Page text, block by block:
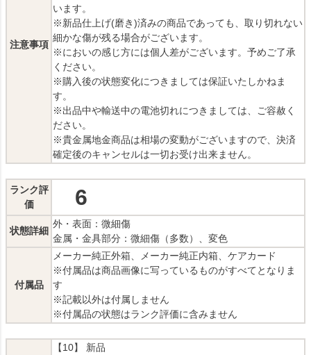
注意事項
います。
※新品仕上げ(磨き)済みの商品であっても、取り切れない
細かな傷が残る場合がございます。
※においの感じ方には個人差がございます。予めご了承
ください。
※購入後の状態変化につきましては保証いたしかねま
す。
※出品中や輸送中の電池切れにつきましては、ご容赦く
ださい。
※貴金属地金商品は相場の変動がございますので、決済
確定後のキャンセルは一切お受け出来ません。
ランク評
価
6
状態詳細
外・表面：微細傷
金属・金具部分：微細傷（多数）、変色
付属品
メーカー純正外箱、メーカー純正内箱、ケアカード
※付属品は商品画像に写っているものがすべてとなりま
す
※記載以外は付属しません
※付属品の状態はランク評価に含みません
【10】 新品